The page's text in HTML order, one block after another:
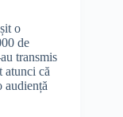
o
de
transmis
atunci că
audiență